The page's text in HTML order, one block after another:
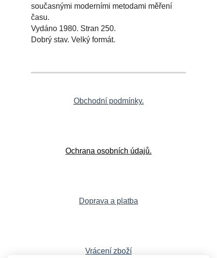
současnými moderními metodami měření
času.
Vydáno 1980. Stran 250.
Dobrý stav. Velký formát.
Obchodní podmínky.
Ochrana osobních údajů.
Doprava a platba
Vrácení zboží